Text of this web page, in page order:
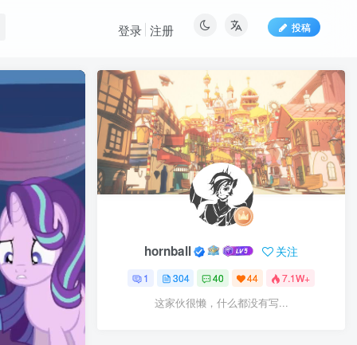
投稿
登录 注册
hornball 关注
1 304 40 44 7.1W+
这家伙很懒，什么都没有写...